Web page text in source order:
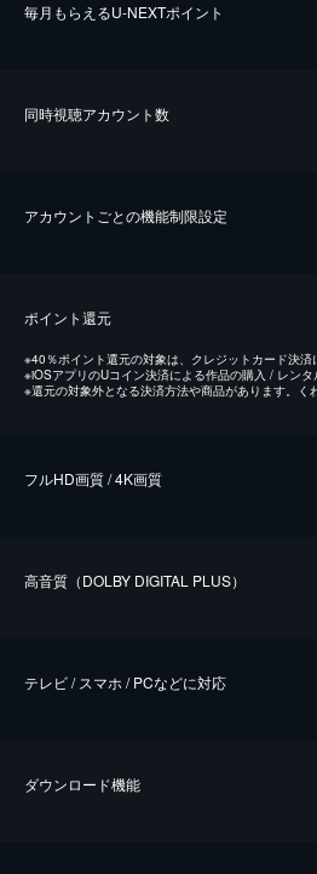
毎⽉もらえるU-NEXTポイント
同時視聴アカウント数
アカウントごとの機能制限設定
ポイント還元
※40％ポイント還元の対象は、クレジットカード決済
※iOSアプリのUコイン決済による作品の購入 / レンタ
※還元の対象外となる決済方法や商品があります。く
フルHD画質 / 4K画質
⾼⾳質（DOLBY DIGITAL PLUS）
テレビ / スマホ / PCなどに対応
ダウンロード機能